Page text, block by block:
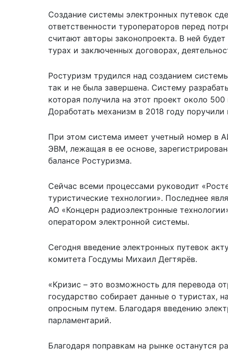
Создание системы электронных путевок
ответственности туроператоров перед
считают авторы законопроекта. В ней
турах и заключенных договорах,
Ростуризм трудился над созданием
так и не была завершена. Систему
которая получила на этот проект около
Доработать механизм в 2018 году поручили
При этом система имеет учетный номер в
ЭВМ, лежащая в ее основе,
балансе Ростуризма.
Сейчас всеми процессами руководит
туристические технологии». Последнее
АО «Концерн радиоэлектронные
оператором электронной системы.
Сегодня введение электронных путевок
комитета Госдумы Михаил Дегтярёв.
«Кризис – это возможность для перевода
государство собирает данные о туристах,
опросным путем. Благодаря введению
парламентарий.
Благодаря поправкам на рынке останутся